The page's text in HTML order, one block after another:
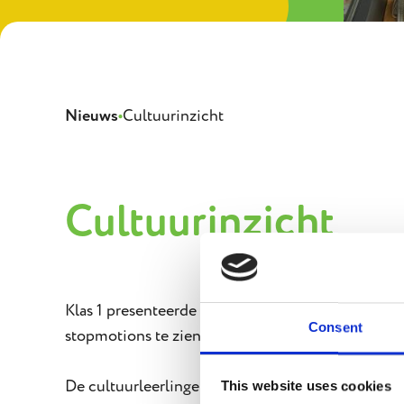
Consent
This website uses cookies
Nieuws•Cultuurinzicht
Cultuurinzicht
Klas 1 presenteerde kunstwerken van hun
stopmotions te zien. Er waren diverse leerlingen
De cultuurleerlingen van klas 3 kregen